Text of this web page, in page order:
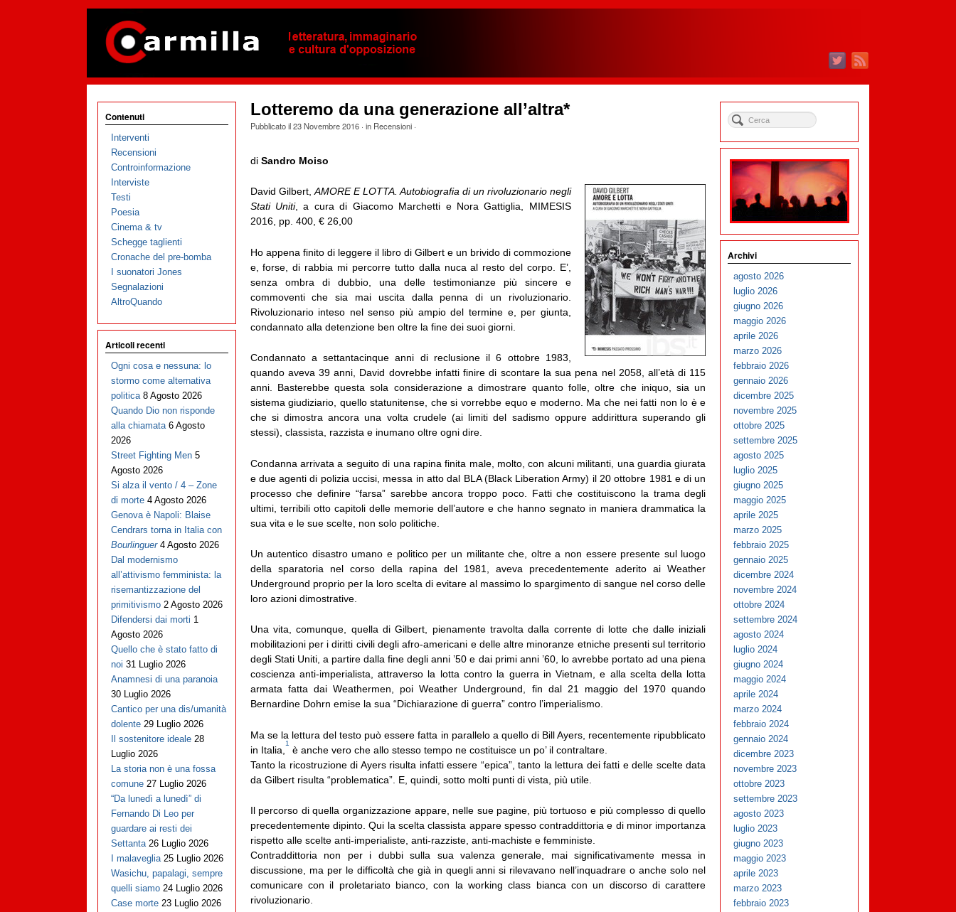
Lotteremo da una generazione all’altra*
Pubblicato il23 Novembre 2016· in Recensioni·
di Sandro Moiso
David Gilbert,AMORE E LOTTA. Autobiografia di un rivoluzionario negli
Stati Uniti, a cura di Giacomo Marchetti e Nora Gattiglia, MIMESIS
2016, pp. 400, € 26,00
Ho appena finito di leggere il libro di Gilbert e un brivido di commozione
e, forse, di rabbia mi percorre tutto dalla nuca al resto del corpo. E’,
senza ombra di dubbio, una delle testimonianze più sincere e
commoventi che sia mai uscita dalla penna di un rivoluzionario.
Rivoluzionario inteso nel senso più ampio del termine e, per giunta,
condannato alla detenzione ben oltre la fine dei suoi giorni.
Condannato a settantacinque anni di reclusione il 6 ottobre 1983,
quando aveva 39 anni, David dovrebbe infatti finire di scontare la sua pena nel 2058, all’età di 115
anni. Basterebbe questa sola considerazione a dimostrare quanto folle, oltre che iniquo, sia un
sistema giudiziario, quello statunitense, che si vorrebbe equo e moderno. Ma che nei fatti non lo è e
che si dimostra ancora una volta crudele (ai limiti del sadismo oppure addirittura superando gli
stessi), classista, razzista e inumano oltre ogni dire.
Condanna arrivata a seguito di una rapina finita male, molto, con alcuni militanti, una guardia giurata
e due agenti di polizia uccisi, messa in atto dal BLA (Black Liberation Army) il 20 ottobre 1981 e di un
processo che definire “farsa” sarebbe ancora troppo poco. Fatti che costituiscono la trama degli
ultimi, terribili otto capitoli delle memorie dell’autore e che hanno segnato in maniera drammatica la
sua vita e le sue scelte, non solo politiche.
Un autentico disastro umano e politico per un militante che, oltre a non essere presente sul luogo
della sparatoria nel corso della rapina del 1981, aveva precedentemente aderito ai Weather
Underground proprio per la loro scelta di evitare al massimo lo spargimento di sangue nel corso delle
loro azioni dimostrative.
Una vita, comunque, quella di Gilbert, pienamente travolta dalla corrente di lotte che dalle iniziali
mobilitazioni per i diritti civili degli afro-americani e delle altre minoranze etniche presenti sul territorio
degli Stati Uniti, a partire dalla fine degli anni ’50 e dai primi anni ’60, lo avrebbe portato ad una piena
coscienza anti-imperialista, attraverso la lotta contro la guerra in Vietnam, e alla scelta della lotta
armata fatta dai Weathermen, poi Weather Underground, fin dal 21 maggio del 1970 quando
Bernardine Dohrn emise la sua “Dichiarazione di guerra” contro l’imperialismo.
Ma se la lettura del testo può essere fatta in parallelo a quello di Bill Ayers, recentemente ripubblicato
in Italia,
1
è anche vero che allo stesso tempo ne costituisce un po’ il contraltare.
Tanto la ricostruzione di Ayers risulta infatti essere “epica”, tanto la lettura dei fatti e delle scelte data
da Gilbert risulta “problematica”. E, quindi, sotto molti punti di vista, più utile.
Il percorso di quella organizzazione appare, nelle sue pagine, più tortuoso e più complesso di quello
precedentemente dipinto. Qui la scelta classista appare spesso contraddittoria e di minor importanza
rispetto alle scelte anti-imperialiste, anti-razziste, anti-machiste e femministe.
Contraddittoria non per i dubbi sulla sua valenza generale, mai significativamente messa in
discussione, ma per le difficoltà che già in quegli anni si rilevavano nell’inquadrare o anche solo nel
comunicare con il proletariato bianco, con la working class bianca con un discorso di carattere
rivoluzionario.
Contenuti
Interventi
Recensioni
Controinformazione
Interviste
Testi
Poesia
Cinema & tv
Schegge taglienti
Cronache del pre-bomba
I suonatori Jones
Segnalazioni
AltroQuando
Articoli recenti
Ogni cosa e nessuna: lo
stormo come alternativa
politica 8 Agosto 2026
Quando Dio non risponde
alla chiamata 6 Agosto
2026
Street Fighting Men 5
Agosto 2026
Si alza il vento / 4 – Zone
di morte 4 Agosto 2026
Genova è Napoli: Blaise
Cendrars torna in Italia con
Bourlinguer 4 Agosto 2026
Dal modernismo
all’attivismo femminista: la
risemantizzazione del
primitivismo 2 Agosto 2026
Difendersi dai morti 1
Agosto 2026
Quello che è stato fatto di
noi 31 Luglio 2026
Anamnesi di una paranoia
30 Luglio 2026
Cantico per una dis/umanità
dolente 29 Luglio 2026
Il sostenitore ideale 28
Luglio 2026
La storia non è una fossa
comune 27 Luglio 2026
“Da lunedì a lunedì” di
Fernando Di Leo per
guardare ai resti dei
Settanta 26 Luglio 2026
I malaveglia 25 Luglio 2026
Wasichu, papalagi, sempre
quelli siamo 24 Luglio 2026
Case morte 23 Luglio 2026
Archivi
agosto 2026
luglio 2026
giugno 2026
maggio 2026
aprile 2026
marzo 2026
febbraio 2026
gennaio 2026
dicembre 2025
novembre 2025
ottobre 2025
settembre 2025
agosto 2025
luglio 2025
giugno 2025
maggio 2025
aprile 2025
marzo 2025
febbraio 2025
gennaio 2025
dicembre 2024
novembre 2024
ottobre 2024
settembre 2024
agosto 2024
luglio 2024
giugno 2024
maggio 2024
aprile 2024
marzo 2024
febbraio 2024
gennaio 2024
dicembre 2023
novembre 2023
ottobre 2023
settembre 2023
agosto 2023
luglio 2023
giugno 2023
maggio 2023
aprile 2023
marzo 2023
febbraio 2023